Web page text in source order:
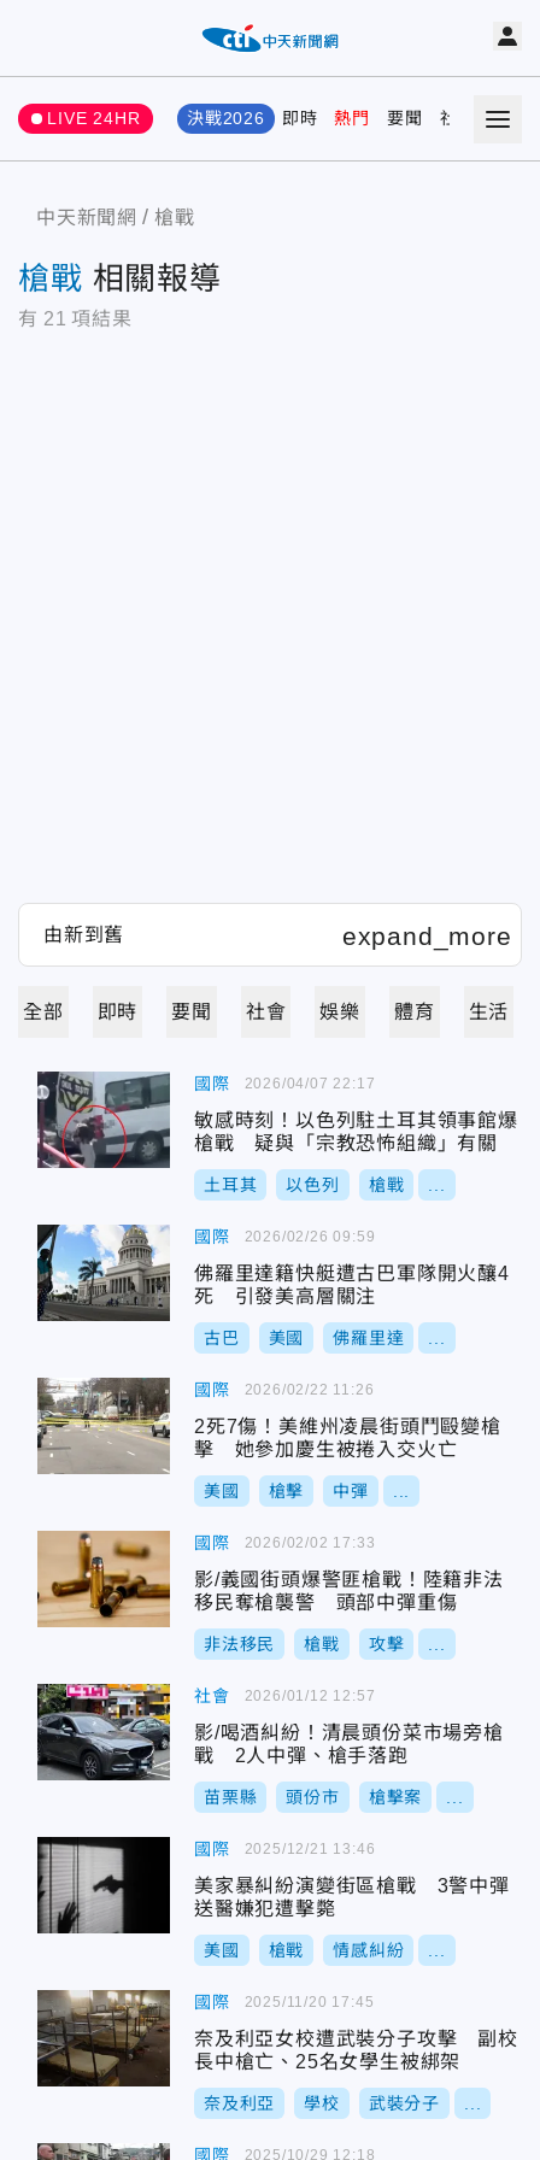
LIVE 24HR 決戰2026 即時 熱門 要聞 社會 娛樂
中天新聞網 槍戰
槍戰 相關報導
有 21 項結果
全部 即時 要聞 社會 娛樂 體育 生活
國際
敏感時刻！以色列駐土耳其領事館爆
槍戰 疑與「宗教恐怖組織」有關
土耳其 以色列 槍戰
2026/04/07 22:17
國際
佛羅里達籍快艇遭古巴軍隊開火釀4
死 引發美高層關注
古巴 美國 佛羅里達
2026/02/26 09:59
國際
2死7傷！美維州凌晨街頭鬥毆變槍
擊 她參加慶生被捲入交火亡
美國 槍擊 中彈
2026/02/22 11:26
國際
影/義國街頭爆警匪槍戰！陸籍非法
移民奪槍襲警 頭部中彈重傷
非法移民 槍戰 攻擊
2026/02/02 17:33
社會
影/喝酒糾紛！清晨頭份菜市場旁槍
戰 2人中彈、槍手落跑
苗栗縣 頭份市 槍擊案
2026/01/12 12:57
國際
美家暴糾紛演變街區槍戰 3警中彈
送醫嫌犯遭擊斃
美國 槍戰 情感糾紛
2025/12/21 13:46
國際
奈及利亞女校遭武裝分子攻擊 副校
長中槍亡、25名女學生被綁架
奈及利亞 學校 武裝分子
2025/11/20 17:45
國際 2025/10/29 12:18